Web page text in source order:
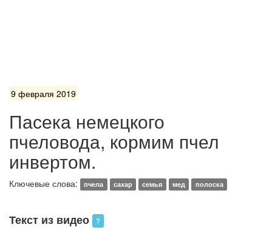
9 февраля 2019
Пасека немецкого
пчеловода, кормим пчел
инвертом.
Ключевые слова: пчела сахар семья мед полоска
Текст из видео ?